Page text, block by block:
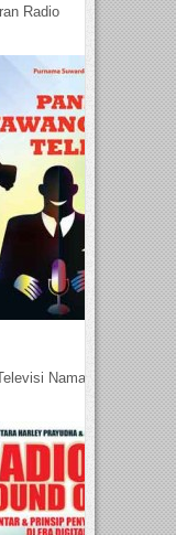
Radio
Nama